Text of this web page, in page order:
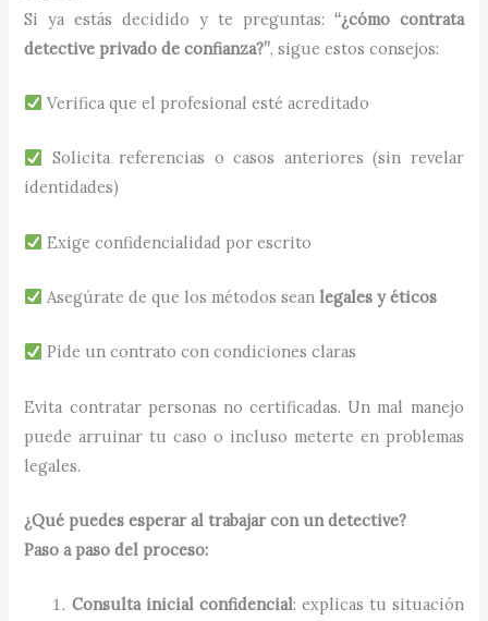
Si ya estás decidido y te preguntas: “¿cómo contrata
detective privado de confianza?”, sigue estos consejos:
Verifica que el profesional esté acreditado
Solicita referencias o casos anteriores (sin revelar
identidades)
Exige confidencialidad por escrito
Asegúrate de que los métodos seanlegales y éticos
Pide un contrato con condiciones claras
Evita contratar personas no certificadas. Un mal manejo
puede arruinar tu caso o incluso meterte en problemas
legales.
¿Qué puedes esperar al trabajar con un detective?
Paso a paso del proceso:
Consulta inicial confidencial: explicas tu situación